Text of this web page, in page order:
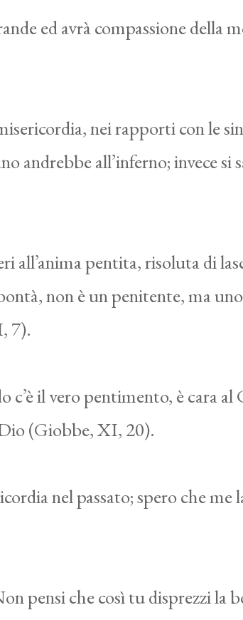
ed avrà compassione della
nei rapporti con le
andrebbe all’inferno; invece si
pentita, risoluta di
non è un penitente, ma
7).
c’è il vero pentimento, è cara
(Giobbe, XI, 20).
nel passato; spero che me
pensi che così tu disprezzi la